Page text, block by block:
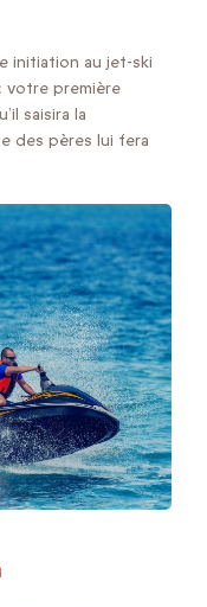
initiation au jet-ski
votre première
saisira la
des pères lui fera